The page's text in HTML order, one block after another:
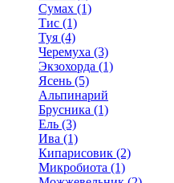
Сумах (1)
Тис (1)
Туя (4)
Черемуха (3)
Экзохорда (1)
Ясень (5)
Альпинарий
Брусника (1)
Ель (3)
Ива (1)
Кипарисовик (2)
Микробиота (1)